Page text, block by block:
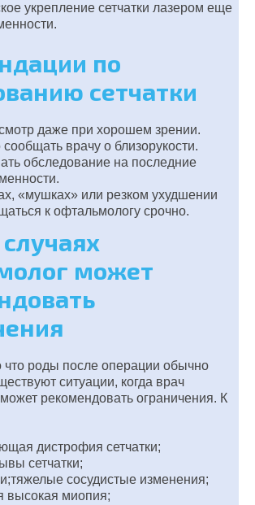
укрепление сетчатки лазером еще
по
сетчатки
даже при хорошем зрении.
врачу о близорукости.
обследование на последние
«мушках» или резком ухудшении
к офтальмологу срочно.
может
что роды после операции обычно
ситуации, когда врач
рекомендовать ограничения. К
дистрофия сетчатки;
сетчатки;
сосудистые изменения;
высокая миопия;